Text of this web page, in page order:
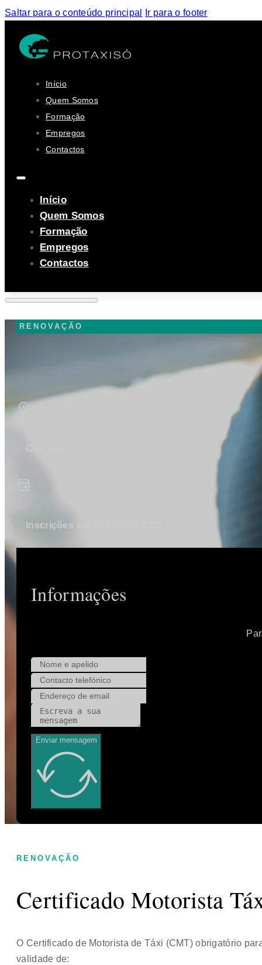
Saltar para o conteúdo principal Ir para o footer
Início
Quem Somos
Formação
Empregos
Contactos
Início
Quem Somos
Formação
Empregos
Contactos
RENOVAÇÃO
Inscrições até 25 Agosto 2025
Informações
Enviar mensagem
RENOVAÇÃO
Certificado Motorista
O Certificado de Motorista de Táxi (CMT) obrigatório
validade de: